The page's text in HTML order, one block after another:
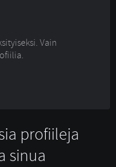
Vain
profiileja
sinua